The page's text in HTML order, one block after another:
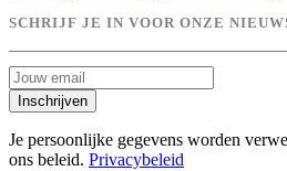
SCHRIJF JE IN VOOR ONZE
Inschrijven
Je persoonlijke gegevens worden
ons beleid. Privacybeleid